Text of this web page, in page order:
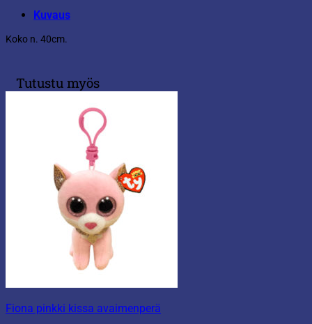
Kuvaus
Koko n. 40cm.
Tutustu myös
Fiona pinkki kissa avaimenperä